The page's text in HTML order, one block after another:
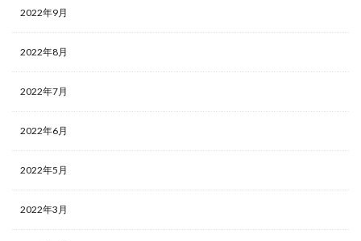
2022年9月
2022年8月
2022年7月
2022年6月
2022年5月
2022年3月